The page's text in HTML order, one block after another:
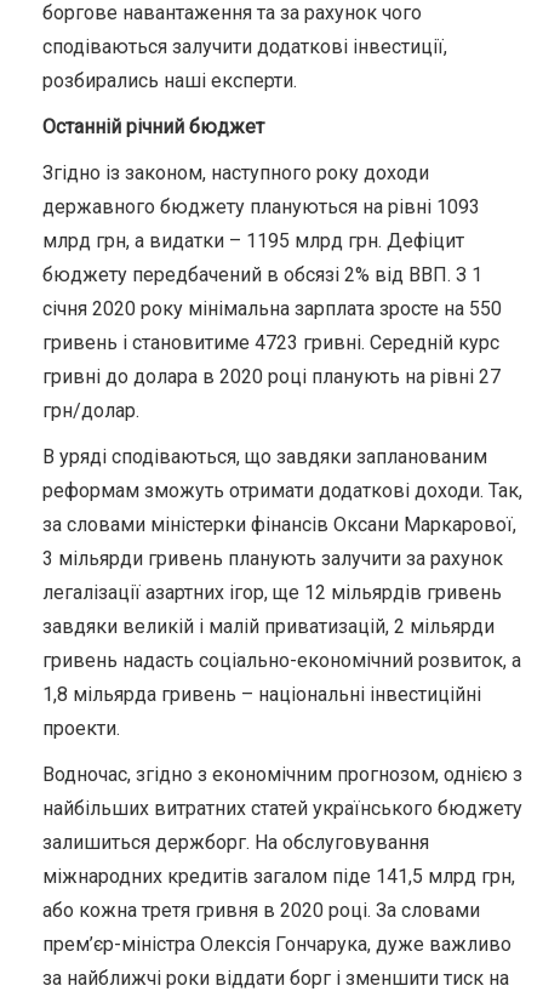
боргове навантаження та за рахунок чого
сподіваються залучити додаткові інвестиції,
розбирались наші експерти.
Останній річний бюджет
Згідно із законом, наступного року доходи
державного бюджету плануються на рівні 1093
млрд грн, а видатки – 1195 млрд грн. Дефіцит
бюджету передбачений в обсязі 2% від ВВП. З 1
січня 2020 року мінімальна зарплата зросте на 550
гривень і становитиме 4723 гривні. Середній курс
гривні до долара в 2020 році планують на рівні 27
грн/долар.
В уряді сподіваються, що завдяки запланованим
реформам зможуть отримати додаткові доходи. Так,
за словами міністерки фінансів Оксани Маркарової,
3 мільярди гривень планують залучити за рахунок
легалізації азартних ігор, ще 12 мільярдів гривень
завдяки великій і малій приватизацій, 2 мільярди
гривень надасть соціально-економічний розвиток, а
1,8 мільярда гривень – національні інвестиційні
проекти.
Водночас, згідно з економічним прогнозом, однією з
найбільших витратних статей українського бюджету
залишиться держборг. На обслуговування
міжнародних кредитів загалом піде 141,5 млрд грн,
або кожна третя гривня в 2020 році. За словами
прем’єр-міністра Олексія Гончарука, дуже важливо
за найближчі роки віддати борг і зменшити тиск на